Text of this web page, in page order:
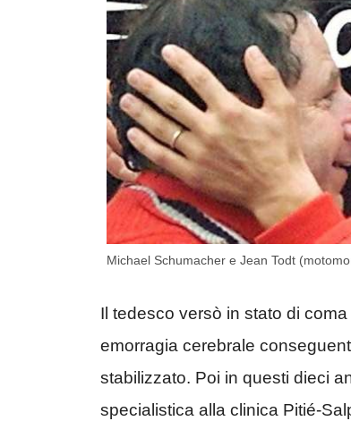
Michael Schumacher e Jean Todt
Il tedesco versò in stato di
emorragia cerebrale
stabilizzato. Poi in questi dieci
specialistica alla clinica Pitié-